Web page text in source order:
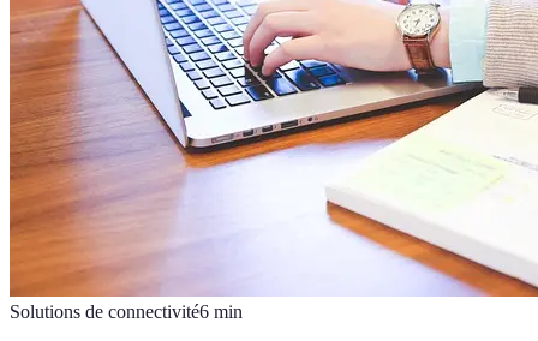
Solutions de connectivité6 min